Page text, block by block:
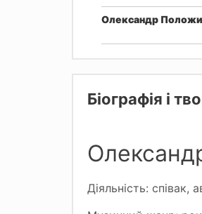
Олександр
Біографія і
Діяльність: співак,